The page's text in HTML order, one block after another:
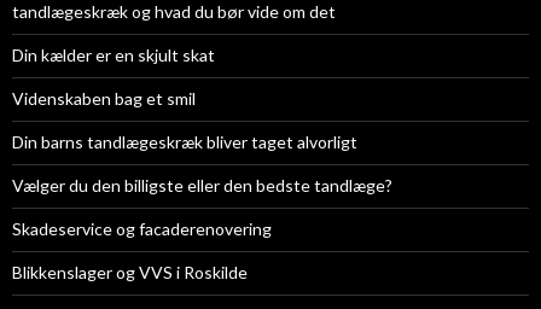
tandlægeskræk og hvad du bør vide om det
Din kælder er en skjult skat
Videnskaben bag et smil
Din barns tandlægeskræk bliver taget alvorligt
Vælger du den billigste eller den bedste tandlæge?
Skadeservice og facaderenovering
Blikkenslager og VVS i Roskilde